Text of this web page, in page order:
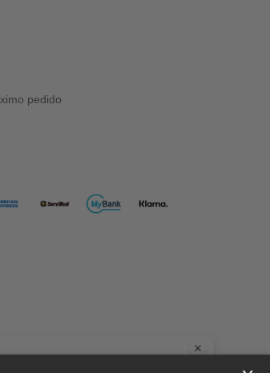
pedido